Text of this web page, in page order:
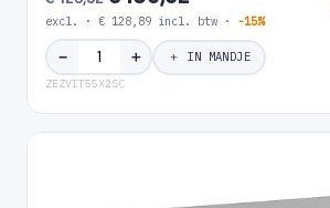
excl. · € 128,89 incl. btw · -15%
− ＋ ＋ IN MANDJE
ZEZVIT55X2SC